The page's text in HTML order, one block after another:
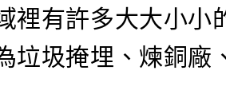
裡有許多大大小小
垃圾掩埋、煉銅廠